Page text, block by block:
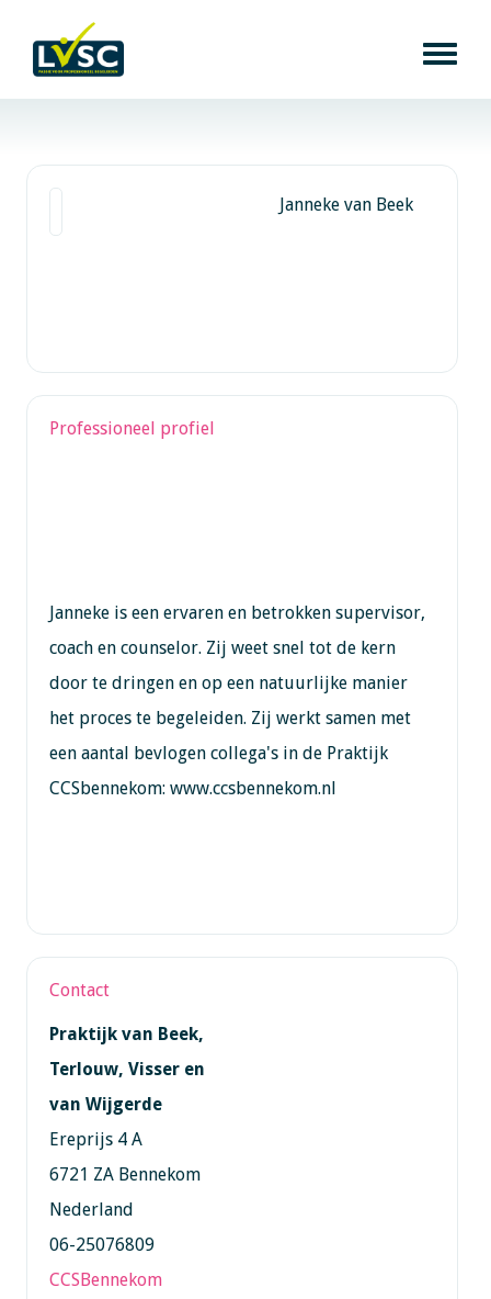
Janneke van Beek
Professioneel profiel
Janneke is een ervaren en betrokken supervisor,
coach en counselor. Zij weet snel tot de kern
door te dringen en op een natuurlijke manier
het proces te begeleiden. Zij werkt samen met
een aantal bevlogen collega's in de Praktijk
CCSbennekom: www.ccsbennekom.nl
Contact
Praktijk van Beek,
Terlouw, Visser en
van Wijgerde
Ereprijs 4 A
6721 ZA Bennekom
Nederland
06-25076809
CCSBennekom